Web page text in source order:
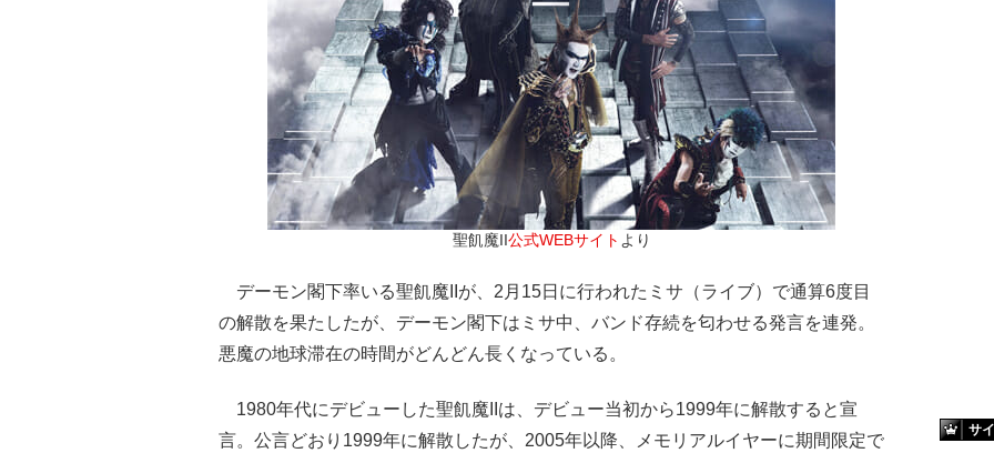
聖飢魔II 公式WEBサイト より
デーモン閣下率いる聖飢魔IIが、2月15日に行われたミサ（ライブ）で通算6度目
の解散を果たしたが、デーモン閣下はミサ中、バンド存続を匂わせる発言を連発。
悪魔の地球滞在の時間がどんどん長くなっている。
1980年代にデビューした聖飢魔IIは、デビュー当初から1999年に解散すると宣
言。公言どおり1999年に解散したが、2005年以降、メモリアルイヤーに期間限定で
サ